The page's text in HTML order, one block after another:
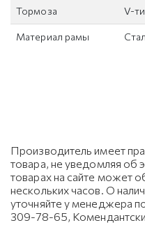
Тормоза V-
Материал рамы
Производитель имеет
товара, не уведомляя об
товарах на сайте может
нескольких часов. О
уточняйте у менеджера
309-78-65,